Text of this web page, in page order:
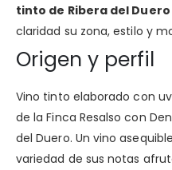
tinto de Ribera del Duero
claridad su zona, estilo y
Origen y perfil
Vino tinto elaborado con
de la Finca Resalso con
del Duero. Un vino
variedad de sus notas